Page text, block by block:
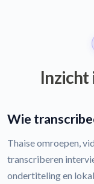
Inzicht
Wie
Thaise omroepen,
transcriberen
ondertiteling en